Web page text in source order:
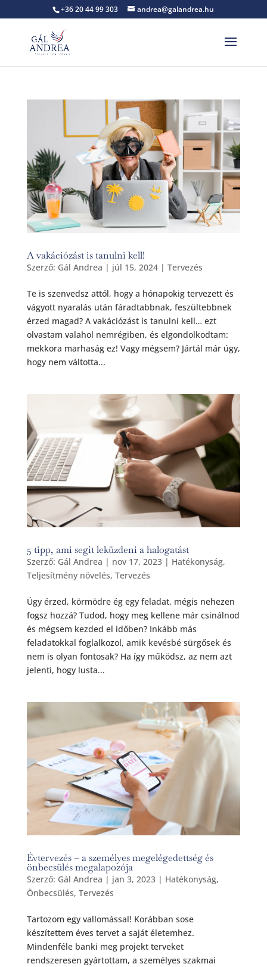
+36 20 44 99 303 andrea@galandrea.hu
A vakációzást is tanulni kell!
Szerző: Gál Andrea | júl 15, 2024| Tervezés
Te is szenvedsz attól, hogy a hónapokig tervezett és
vágyott nyaralás után fáradtabbnak, feszültebbnek
érzed magad? A vakációzást is tanulni kell… ezt
olvastam valahol nemrégiben, és elgondolkodtam:
mekkora marhaság ez! Vagy mégsem? Jártál már úgy,
hogy nem váltotta...
5 tipp, ami segít leküzdeni a halogatást
Szerző: Gál Andrea | nov 17, 2023| Hatékonyság,
Teljesítmény növelés, Tervezés
Úgy érzed, körmödre ég egy feladat, mégis nehezen
fogsz hozzá? Tudod, hogy meg kellene már csinálnod
és mégsem kezded el időben? Inkább más
feladatokkal foglalkozol, amik kevésbé sürgősek és
nem is olyan fontosak? Ha így működsz, az nem azt
jelenti, hogy lusta...
Évtervezés – a személyes megelégedettség és
önbecsülés megalapozója
Szerző: Gál Andrea | jan 3, 2023| Hatékonyság,
Önbecsülés, Tervezés
Tartozom egy vallomással! Korábban sose
készítettem éves tervet a saját életemhez.
Mindenféle banki meg projekt terveket
rendszeresen gyártottam, a személyes szakmai